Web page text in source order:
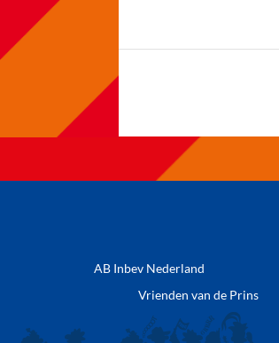
AB Inbev Nederland
Vrienden van de Prins